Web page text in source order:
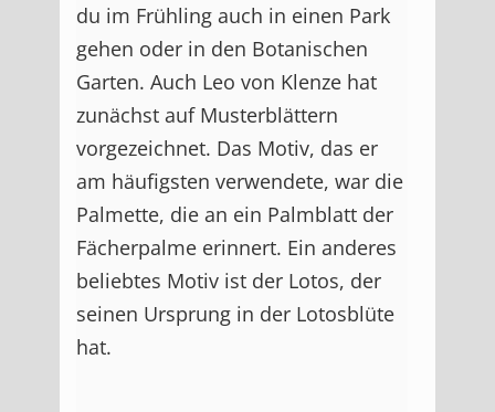
du im Frühling auch in einen Park
gehen oder in den Botanischen
Garten. Auch Leo von Klenze hat
zunächst auf Musterblättern
vorgezeichnet. Das Motiv, das er
am häufigsten verwendete, war die
Palmette, die an ein Palmblatt der
Fächerpalme erinnert. Ein anderes
beliebtes Motiv ist der Lotos, der
seinen Ursprung in der Lotosblüte
hat.